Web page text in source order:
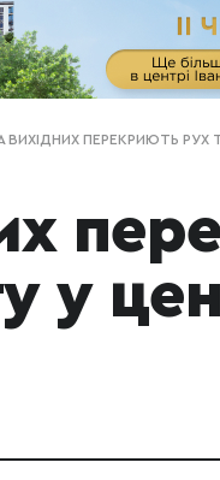
ВИХІДНИХ ПЕРЕКРИЮТЬ РУХ
у